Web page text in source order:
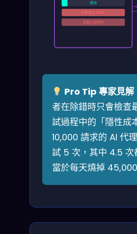
成功
浪費重試: 90.8%
幻覺工具呼叫
Pro Tip 專家見解
者在除錯時只會檢查
試過程中的「隱性成
10,000 請求的 AI 代
試 5 次，其中 4.5
當於每天燒掉